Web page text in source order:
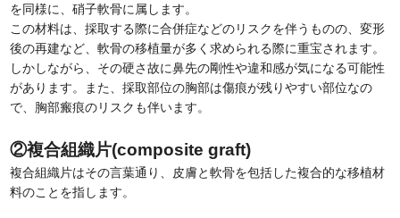
を同様に、硝子軟骨に属します。
この材料は、採取する際に合併症などのリスクを伴うものの、変形
後の再建など、軟骨の移植量が多く求められる際に重宝されます。
しかしながら、その硬さ故に鼻先の剛性や違和感が気になる可能性
があります。また、採取部位の胸部は傷痕が残りやすい部位なの
で、胸部瘢痕のリスクも伴います。
②複合組織片(composite graft)
複合組織片はその言葉通り、皮膚と軟骨を包括した複合的な移植材
料のことを指します。